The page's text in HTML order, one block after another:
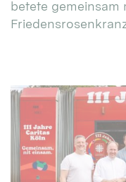
betete gemeinsam